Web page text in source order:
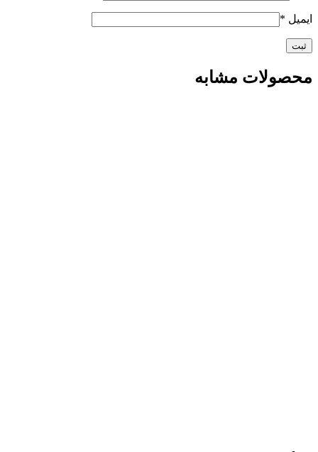
ایمیل *
محصولات مشابه